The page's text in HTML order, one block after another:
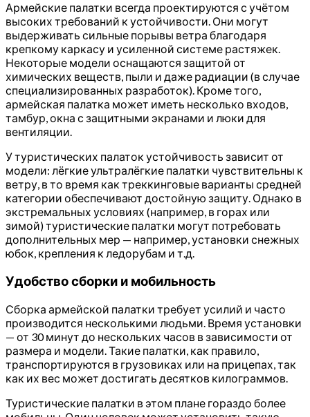
Армейские палатки всегда проектируются с учётом
высоких требований к устойчивости. Они могут
выдерживать сильные порывы ветра благодаря
крепкому каркасу и усиленной системе растяжек.
Некоторые модели оснащаются защитой от
химических веществ, пыли и даже радиации (в случае
специализированных разработок). Кроме того,
армейская палатка может иметь несколько входов,
тамбур, окна с защитными экранами и люки для
вентиляции.
У туристических палаток устойчивость зависит от
модели: лёгкие ультралёгкие палатки чувствительны к
ветру, в то время как треккинговые варианты средней
категории обеспечивают достойную защиту. Однако в
экстремальных условиях (например, в горах или
зимой) туристические палатки могут потребовать
дополнительных мер — например, установки снежных
юбок, крепления к ледорубам и т.д.
Удобство сборки и мобильность
Сборка армейской палатки требует усилий и часто
производится несколькими людьми. Время установки
— от 30 минут до нескольких часов в зависимости от
размера и модели. Такие палатки, как правило,
транспортируются в грузовиках или на прицепах, так
как их вес может достигать десятков килограммов.
Туристические палатки в этом плане гораздо более